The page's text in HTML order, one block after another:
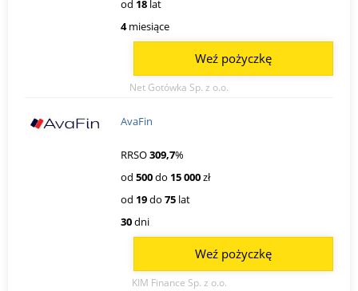
od 18 lat
4miesiące
Net Gotówka Sp. z o.o.
Weź pożyczkę
AvaFin
RRSO309,7%
od 500do 15 000zł
od 19do 75 lat
30dni
KIM Finance Sp. z o.o.
Weź pożyczkę